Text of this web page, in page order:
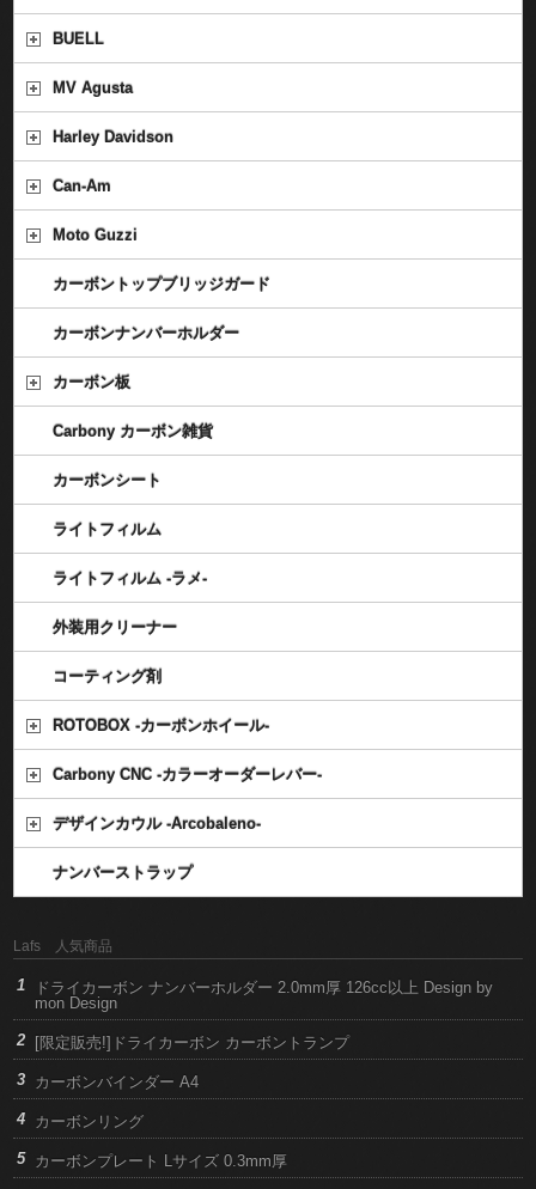
BUELL
MV Agusta
Harley Davidson
Can-Am
Moto Guzzi
カーボントップブリッジガード
カーボンナンバーホルダー
カーボン板
Carbony カーボン雑貨
カーボンシート
ライトフィルム
ライトフィルム -ラメ-
外装用クリーナー
コーティング剤
ROTOBOX -カーボンホイール-
Carbony CNC -カラーオーダーレバー-
デザインカウル -Arcobaleno-
ナンバーストラップ
Lafs 人気商品
ドライカーボン ナンバーホルダー 2.0mm厚 126cc以上 Design by
mon Design
[限定販売!]ドライカーボン カーボントランプ
カーボンバインダー A4
カーボンリング
カーボンプレート Lサイズ 0.3mm厚